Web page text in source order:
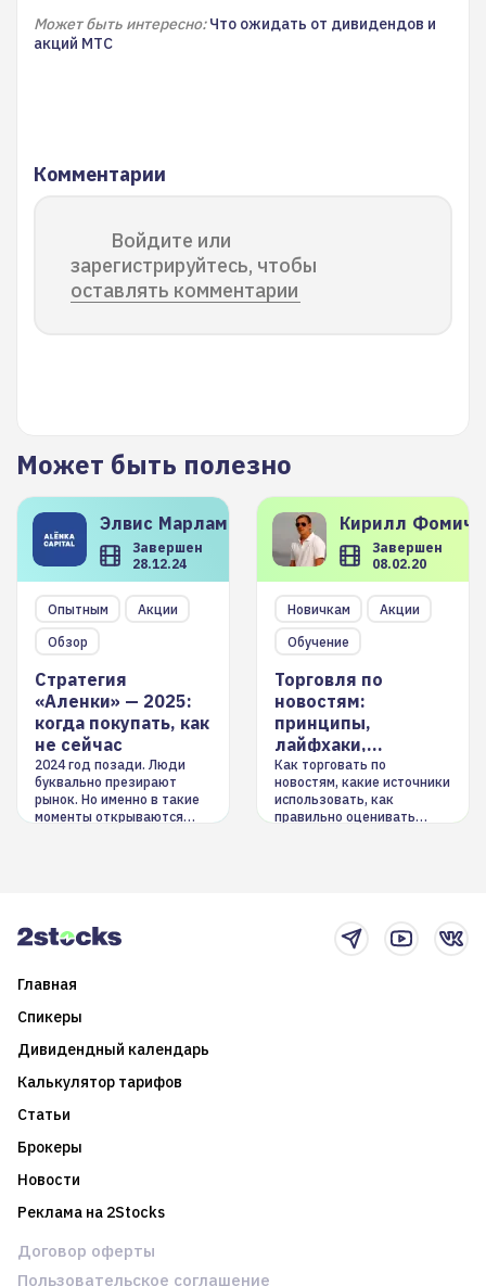
Может быть интересно: Что ожидать от дивидендов и
акций МТС
Комментарии
Войдите или
зарегистрируйтесь, чтобы
оставлять комментарии
Может быть полезно
Элвис Марламов
Завершен
28.12.24
Опытным
Акции
Обзор
Стратегия
«Аленки» — 2025:
когда покупать, как
не сейчас
2024 год позади. Люди
буквально презирают
рынок. Но именно в такие
моменты открываются
Кирилл
Завершен
08.02.20
Новичкам
Акции
Обучение
Торговля по
новостям:
принципы,
лайфхаки,
инструменты
Как торговать по
новостям, какие источники
использовать, как
правильно оценивать
Главная
Спикеры
Дивидендный календарь
Калькулятор тарифов
Статьи
Брокеры
Новости
Реклама на 2Stocks
Договор оферты
Пользовательское соглашение